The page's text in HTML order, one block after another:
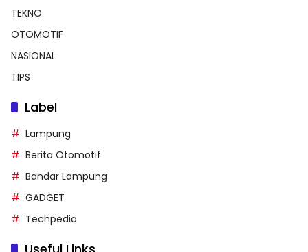
TEKNO
OTOMOTIF
NASIONAL
TIPS
Label
Lampung
Berita Otomotif
Bandar Lampung
GADGET
Techpedia